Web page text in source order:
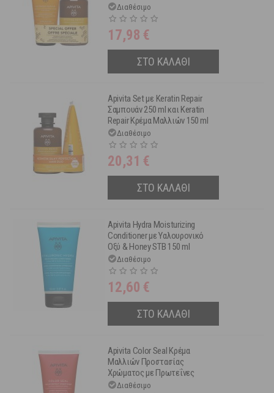
Κρέμα Μαλλιών 150 ml
Διαθέσιμο
17,98 €
ΣΤΟ ΚΑΛΑΘΙ
Apivita Set με Keratin Repair
Σαμπουάν 250 ml και Keratin
Repair Κρέμα Μαλλιών 150 ml
Διαθέσιμο
20,31 €
ΣΤΟ ΚΑΛΑΘΙ
Apivita Hydra Moisturizing
Conditioner με Υαλουρονικό
Οξύ & Honey STB 150 ml
Διαθέσιμο
12,60 €
ΣΤΟ ΚΑΛΑΘΙ
Apivita Color Seal Κρέμα
Μαλλιών Προστασίας
Χρώματος με Πρωτεΐνες
Κινόα και Μέλι 150 ml
Διαθέσιμο